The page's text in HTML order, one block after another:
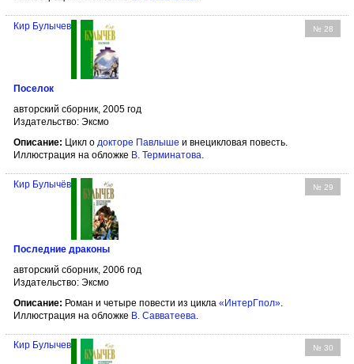
№ 28
Кир Булычев
Поселок
авторский сборник, 2005 год
Издательство: Эксмо
Описание: Цикл о докторе Павлыше и внецикловая повесть.
Иллюстрация на обложке В. Терминатова.
№ 29
Кир Булычёв
Последние драконы
авторский сборник, 2006 год
Издательство: Эксмо
Описание: Роман и четыре повести из цикла «ИнтерГпол».
Иллюстрация на обложке В. Савватеева.
№ 30
Кир Булычев